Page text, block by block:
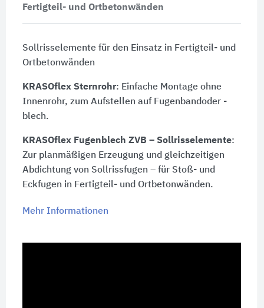
Fertigteil- und Ortbetonwänden
Sollrisselemente für den Einsatz in Fertigteil- und
Ortbetonwänden
KRASOflex Sternrohr: Einfache Montage ohne
Innenrohr, zum Aufstellen auf Fugenbandoder -
blech.
KRASOflex Fugenblech ZVB – Sollrisselemente:
Zur planmäßigen Erzeugung und gleichzeitigen
Abdichtung von Sollrissfugen – für Stoß- und
Eckfugen in Fertigteil- und Ortbetonwänden.
Mehr Informationen